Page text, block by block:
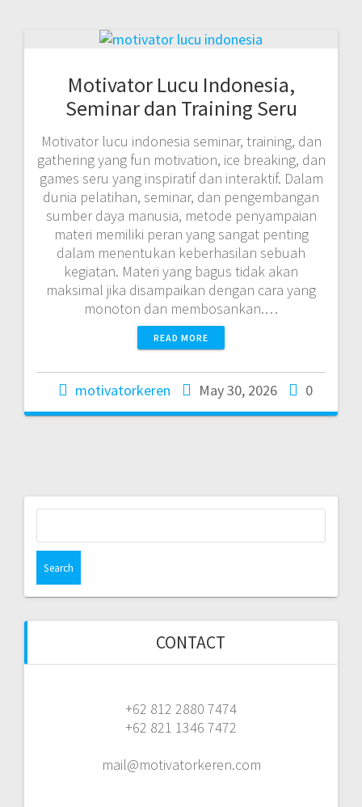
Motivator Lucu Indonesia,
Seminar dan Training Seru
Motivator lucu indonesia seminar, training, dan
gathering yang fun motivation, ice breaking, dan
games seru yang inspiratif dan interaktif. Dalam
dunia pelatihan, seminar, dan pengembangan
sumber daya manusia, metode penyampaian
materi memiliki peran yang sangat penting
dalam menentukan keberhasilan sebuah
kegiatan. Materi yang bagus tidak akan
maksimal jika disampaikan dengan cara yang
monoton dan membosankan.…
READ MORE
motivatorkeren May 30, 2026 0
CONTACT
+62 812 2880 7474
+62 821 1346 7472
mail@motivatorkeren.com